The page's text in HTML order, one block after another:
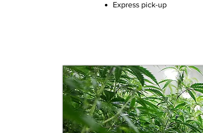
Express pick-up